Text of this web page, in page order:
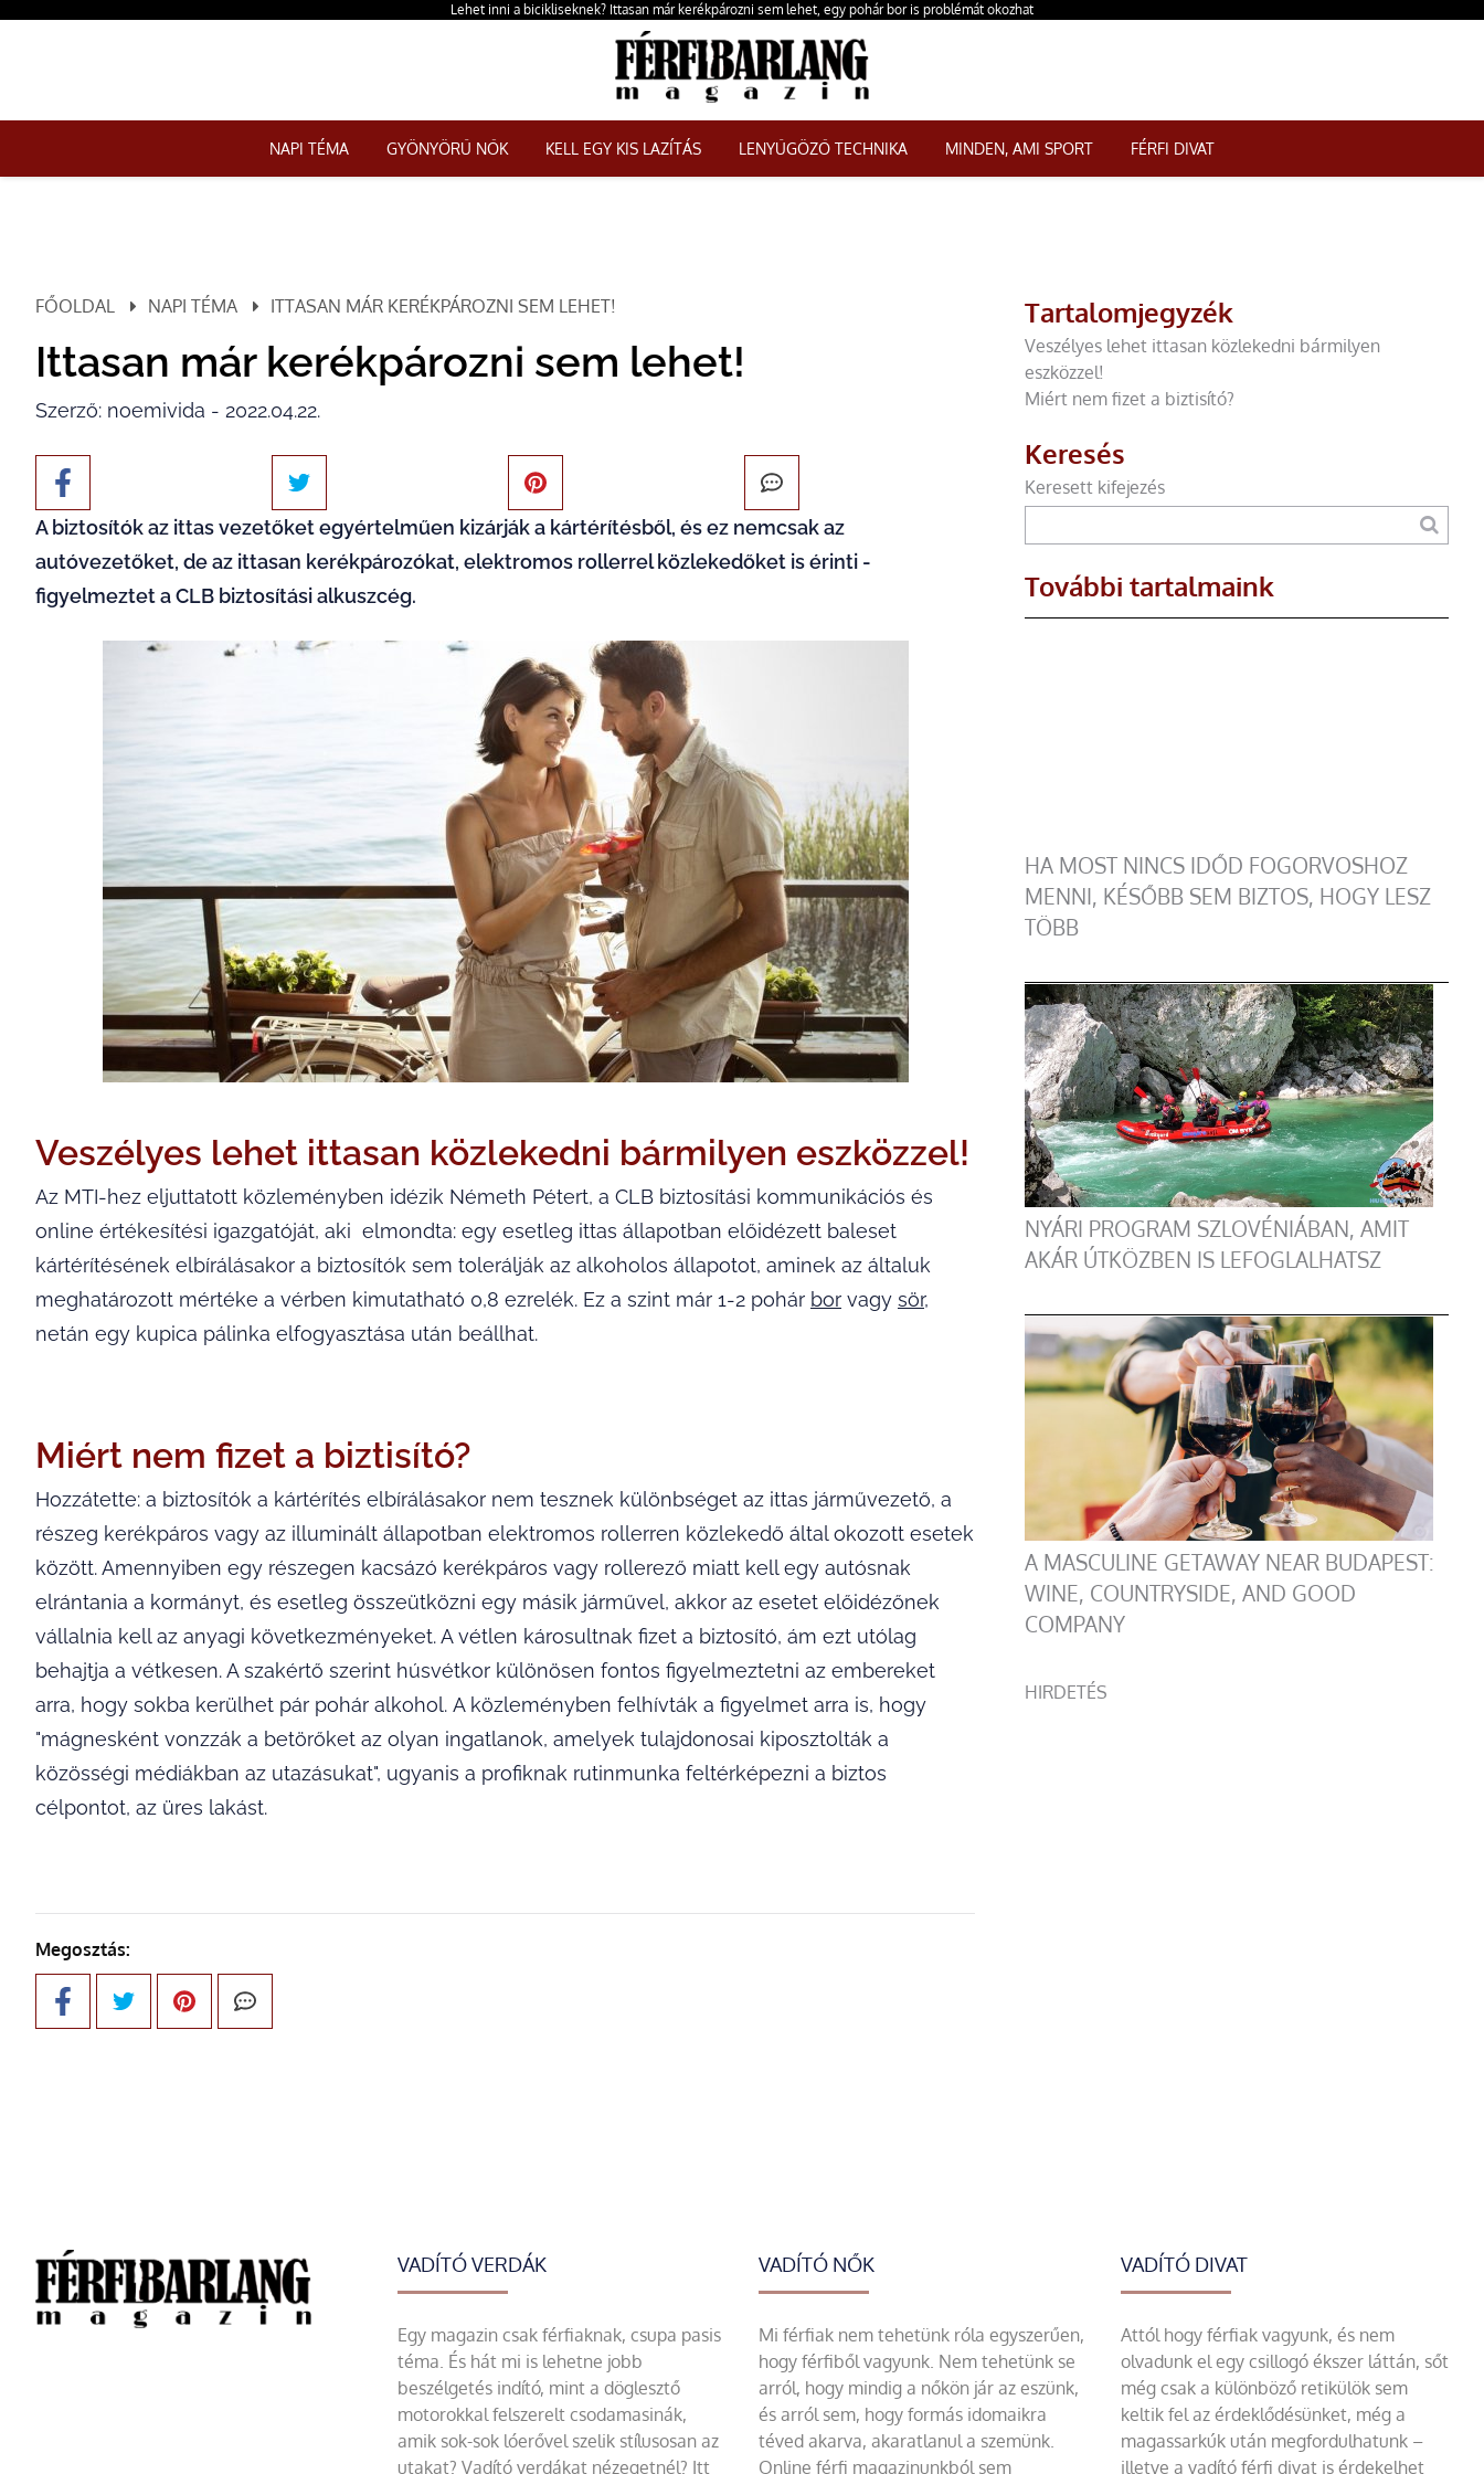
Lehet inni a bicikliseknek? Ittasan már kerékpározni sem lehet, egy pohár bor is problémát okozhat
NAPI TÉMA GYÖNYÖRŰ NŐK KELL EGY KIS LAZÍTÁS LENYŰGÖZŐ TECHNIKA MINDEN, AMI SPORT FÉRFI DIVAT
FŐOLDAL NAPI TÉMA ITTASAN MÁR KERÉKPÁROZNI SEM LEHET!
Ittasan már kerékpározni sem lehet!
Szerző: noemivida - 2022.04.22.
A biztosítók az ittas vezetőket egyértelműen kizárják a kártérítésből, és ez nemcsak az
autóvezetőket, de az ittasan kerékpározókat, elektromos rollerrel közlekedőket is érinti -
figyelmeztet a CLB biztosítási alkuszcég.
Veszélyes lehet ittasan közlekedni bármilyen eszközzel!
Az MTI-hez eljuttatott közleményben idézik Németh Pétert, a CLB biztosítási kommunikációs és
online értékesítési igazgatóját, aki elmondta: egy esetleg ittas állapotban előidézett baleset
kártérítésének elbírálásakor a biztosítók sem tolerálják az alkoholos állapotot, aminek az általuk
meghatározott mértéke a vérben kimutatható 0,8 ezrelék. Ez a szint már 1-2 pohár bor vagy sör,
netán egy kupica pálinka elfogyasztása után beállhat.
Miért nem fizet a biztisító?
Hozzátette: a biztosítók a kártérítés elbírálásakor nem tesznek különbséget az ittas járművezető, a
részeg kerékpáros vagy az illuminált állapotban elektromos rollerren közlekedő által okozott esetek
között. Amennyiben egy részegen kacsázó kerékpáros vagy rollerező miatt kell egy autósnak
elrántania a kormányt, és esetleg összeütközni egy másik járművel, akkor az esetet előidézőnek
vállalnia kell az anyagi következményeket. A vétlen károsultnak fizet a biztosító, ám ezt utólag
behajtja a vétkesen. A szakértő szerint húsvétkor különösen fontos figyelmeztetni az embereket
arra, hogy sokba kerülhet pár pohár alkohol. A közleményben felhívták a figyelmet arra is, hogy
"mágnesként vonzzák a betörőket az olyan ingatlanok, amelyek tulajdonosai kiposztolták a
közösségi médiákban az utazásukat", ugyanis a profiknak rutinmunka feltérképezni a biztos
célpontot, az üres lakást.
Megosztás:
Tartalomjegyzék
Veszélyes lehet ittasan közlekedni bármilyen
eszközzel!
Miért nem fizet a biztisító?
Keresés
Keresett kifejezés
További tartalmaink
HA MOST NINCS IDŐD FOGORVOSHOZ
MENNI, KÉSŐBB SEM BIZTOS, HOGY LESZ
TÖBB
NYÁRI PROGRAM SZLOVÉNIÁBAN, AMIT
AKÁR ÚTKÖZBEN IS LEFOGLALHATSZ
A MASCULINE GETAWAY NEAR BUDAPEST:
WINE, COUNTRYSIDE, AND GOOD
COMPANY
HIRDETÉS
VADÍTÓ VERDÁK
Egy magazin csak férfiaknak, csupa pasis
téma. És hát mi is lehetne jobb
beszélgetés indító, mint a döglesztő
motorokkal felszerelt csodamasinák,
amik sok-sok lóerővel szelik stílusosan az
utakat? Vadító verdákat nézegetnél? Itt
VADÍTÓ NŐK
Mi férfiak nem tehetünk róla egyszerűen,
hogy férfiből vagyunk. Nem tehetünk se
arról, hogy mindig a nőkön jár az eszünk,
és arról sem, hogy formás idomaikra
téved akarva, akaratlanul a szemünk.
Online férfi magazinunkból sem
VADÍTÓ DIVAT
Attól hogy férfiak vagyunk, és nem
olvadunk el egy csillogó ékszer láttán, sőt
még csak a különböző retikülök sem
keltik fel az érdeklődésünket, még a
magassarkúk után megfordulhatunk –
illetve a vadító férfi divat is érdekelhet